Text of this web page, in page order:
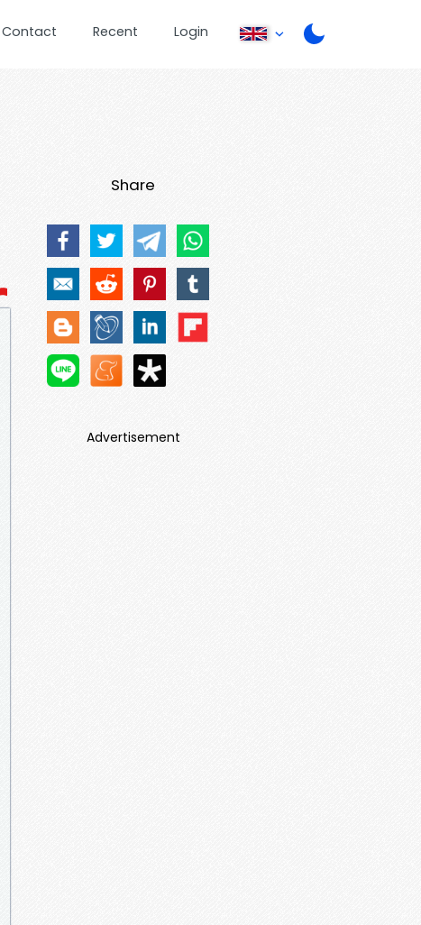
Contact Recent Login
Share
Advertisement